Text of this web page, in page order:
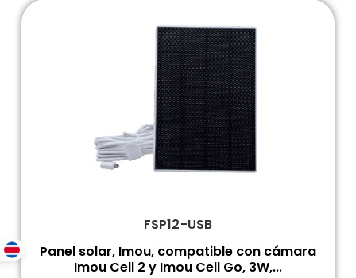
FSP12-USB
Panel solar, Imou, compatible con cámara
Imou Cell 2 y Imou Cell Go, 3W,...